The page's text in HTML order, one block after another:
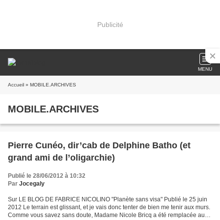
Publicité
MENU
Accueil » MOBILE.ARCHIVES
MOBILE.ARCHIVES
Pierre Cunéo, dir’cab de Delphine Batho (et
grand ami de l’oligarchie)
Publié le 28/06/2012 à 10:32
Par Jocegaly
Sur LE BLOG DE FABRICE NICOLINO "Planète sans visa" Publié le 25 juin
2012 Le terrain est glissant, et je vais donc tenter de bien me tenir aux murs.
Comme vous savez sans doute, Madame Nicole Bricq a été remplacée au